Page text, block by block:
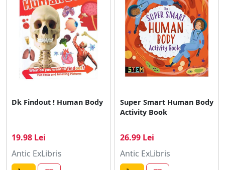
Dk Findout ! Human Body
19.98 Lei
Antic ExLibris
Super Smart Human Body
Activity Book
26.99 Lei
Antic ExLibris